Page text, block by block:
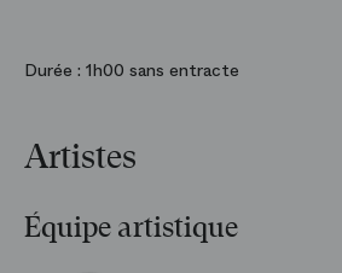
Durée : 1h00 sans entracte
Artistes
Équipe artistique